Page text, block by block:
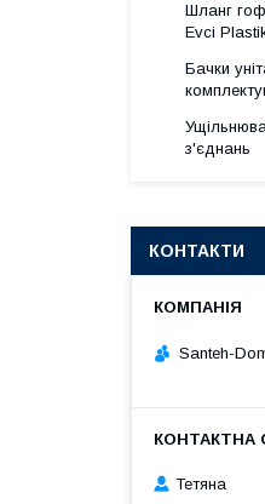
Шланг
Evci
Бачки
з'єднань
КОНТАКТИ
Santeh-
Тетяна